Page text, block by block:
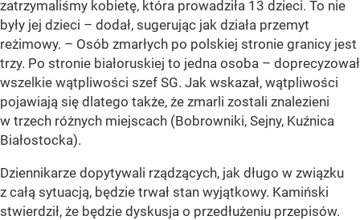
zatrzymaliśmy kobietę, która prowadziła 13 dzieci. To nie
były jej dzieci – dodał, sugerując jak działa przemyt
reżimowy. – Osób zmarłych po polskiej stronie granicy jest
trzy. Po stronie białoruskiej to jedna osoba – doprecyzował
wszelkie wątpliwości szef SG. Jak wskazał, wątpliwości
pojawiają się dlatego także, że zmarli zostali znalezieni
w trzech różnych miejscach (Bobrowniki, Sejny, Kuźnica
Białostocka).
Dziennikarze dopytywali rządzących, jak długo w związku
z całą sytuacją, będzie trwał stan wyjątkowy. Kamiński
stwierdził, że będzie dyskusja o przedłużeniu przepisów.